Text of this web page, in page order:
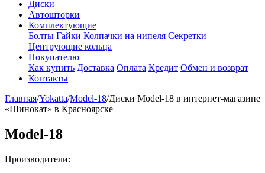
Диски
Автошторки
Комплектующие
Болты Гайки Колпачки на нипеля Секретки
Центрующие кольца
Покупателю
Как купить Доставка Оплата Кредит Обмен и возврат
Контакты
Главная/Yokatta/Model-18/Диски Model-18 в интернет-магазине
«Шинокат» в Красноярске
Model-18
Производители: